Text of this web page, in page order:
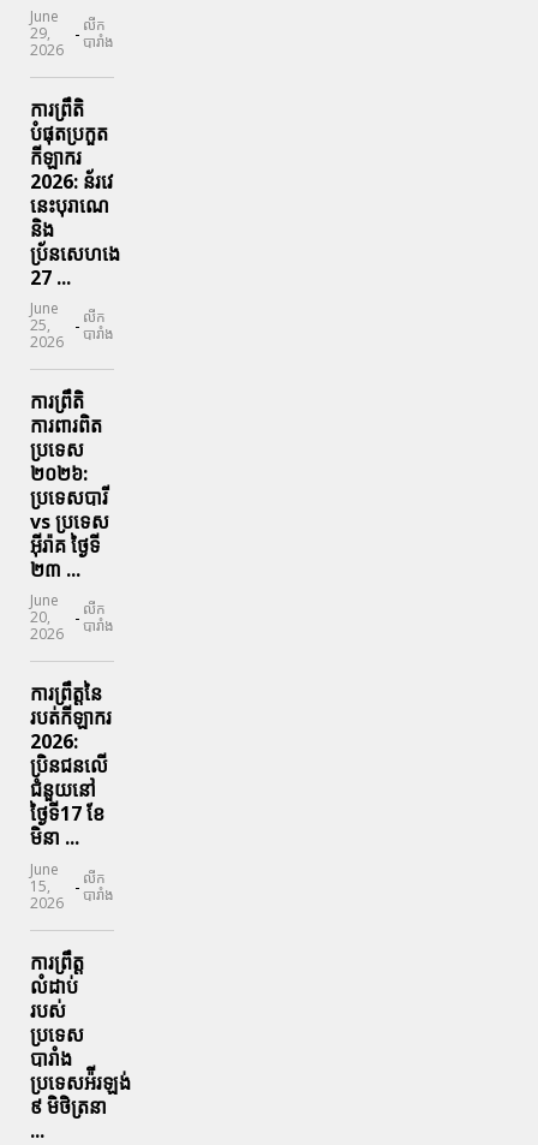
June
29,
2026
- លីក
បារាំង
ការព្រឹតិ
បំផុតប្រកួត
កីឡាករ
2026: ន័រវេ
នេះបុរាណេ
និង
ប្រ័នសេហងេ
27 ...
June
25,
2026
- លីក
បារាំង
ការព្រឹតិ
ការពារ​ពិត
ប្រទេស
២០២៦:
ប្រទេសបារី
vs ប្រទេស
អ៊ីរ៉ាគ ថ្ងៃទី​
២៣ ...
June
20,
2026
- លីក
បារាំង
ការព្រឹត្តនៃ
របត់កីឡាករ
2026:
ប្រិនជនលើ
ជំនួយនៅ
ថ្ងៃទី17 ខែ
មិនា ...
June
15,
2026
- លីក
បារាំង
ការព្រឹត្ត
លំដាប់
របស់
ប្រទេស
បារាំង
ប្រទេសអ៉ីរឡង់
៩ មិថិត្រនា
...